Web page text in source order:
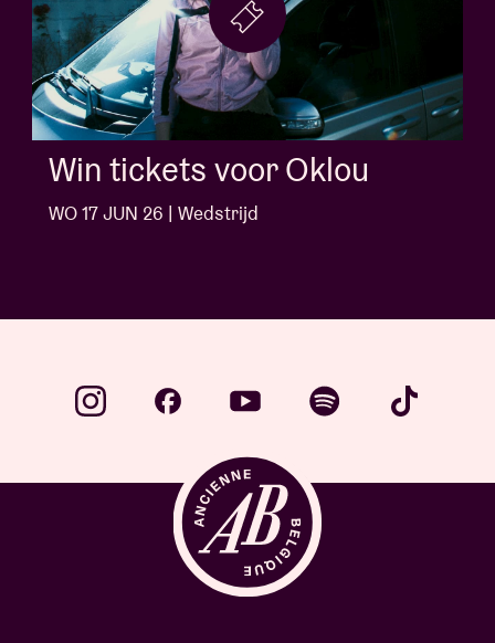
Win tickets voor Jack White
WO 10 JUN 26 | Wedstrijd